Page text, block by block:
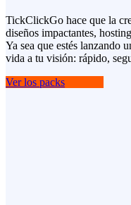
TickClickGo hace que la
diseños impactantes,
Ya sea que estés lanzando
vida a tu visión: rápido,
Ver los packs